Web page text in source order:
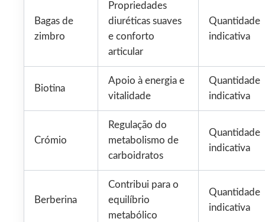
Bagas de
zimbro
Propriedades
diuréticas suaves
e conforto
articular
Quantidade
indicativa
Biotina
Apoio à energia e
vitalidade
Quantidade
indicativa
Crómio
Regulação do
metabolismo de
carboidratos
Quantidade
indicativa
Berberina
Contribui para o
equilíbrio
metabólico
Quantidade
indicativa